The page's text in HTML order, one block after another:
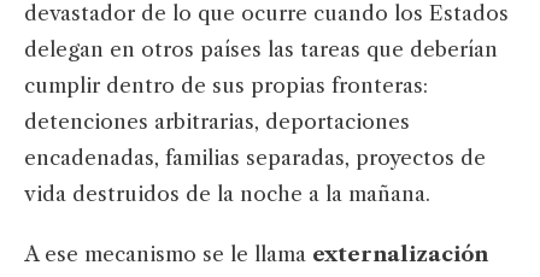
devastador de lo que ocurre cuando los Estados
delegan en otros países las tareas que deberían
cumplir dentro de sus propias fronteras:
detenciones arbitrarias, deportaciones
encadenadas, familias separadas, proyectos de
vida destruidos de la noche a la mañana.
A ese mecanismo se le llama externalización